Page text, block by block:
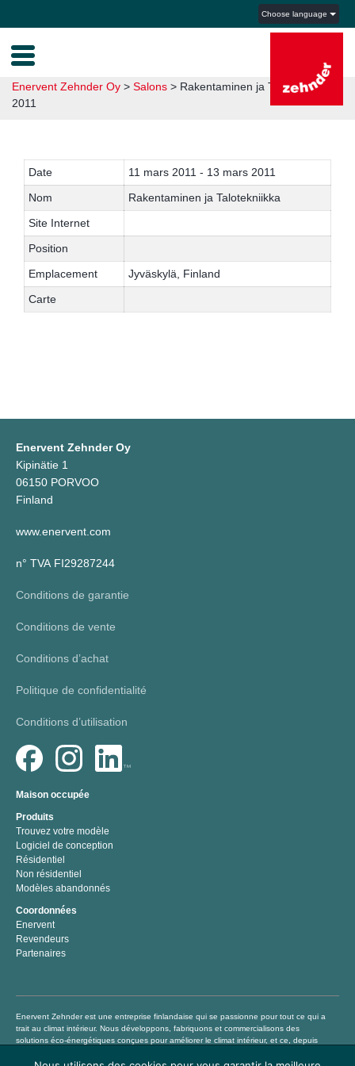
Choose language
Enervent Zehnder Oy > Salons > Rakentaminen ja Talotekniikka
2011
Date
11 mars 2011 - 13 mars 2011
Nom
Rakentaminen ja Talotekniikka
Site Internet
Position
Emplacement
Jyväskylä, Finland
Carte
Enervent Zehnder Oy
Kipinätie 1
06150 PORVOO
Finland
www.enervent.com
n° TVA FI29287244
Conditions de garantie
Conditions de vente
Conditions d’achat
Politique de confidentialité
Conditions d’utilisation
Maison occupée
Produits
Trouvez votre modèle
Logiciel de conception
Résidentiel
Non résidentiel
Modèles abandonnés
Coordonnées
Enervent
Revendeurs
Partenaires
Enervent Zehnder est une entreprise finlandaise qui se passionne pour tout ce qui a
trait au climat intérieur. Nous développons, fabriquons et commercialisons des
solutions éco-énergétiques conçues pour améliorer le climat intérieur, et ce, depuis
intérieur sain et confortable en proposant des produits de traitement de l’air de